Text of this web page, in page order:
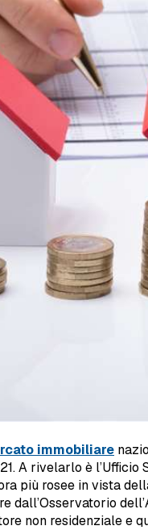
immobiliare
A rivelarlo è
più rosee in vista
dall’Osservatorio
non residenziale e